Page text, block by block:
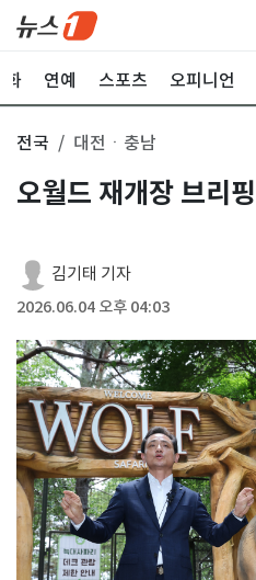
화 연예 스포츠 오피니언
전국 대전ㆍ충남
오월드 재개장 브리핑
김기태 기자
2026.06.04 오후 04:03